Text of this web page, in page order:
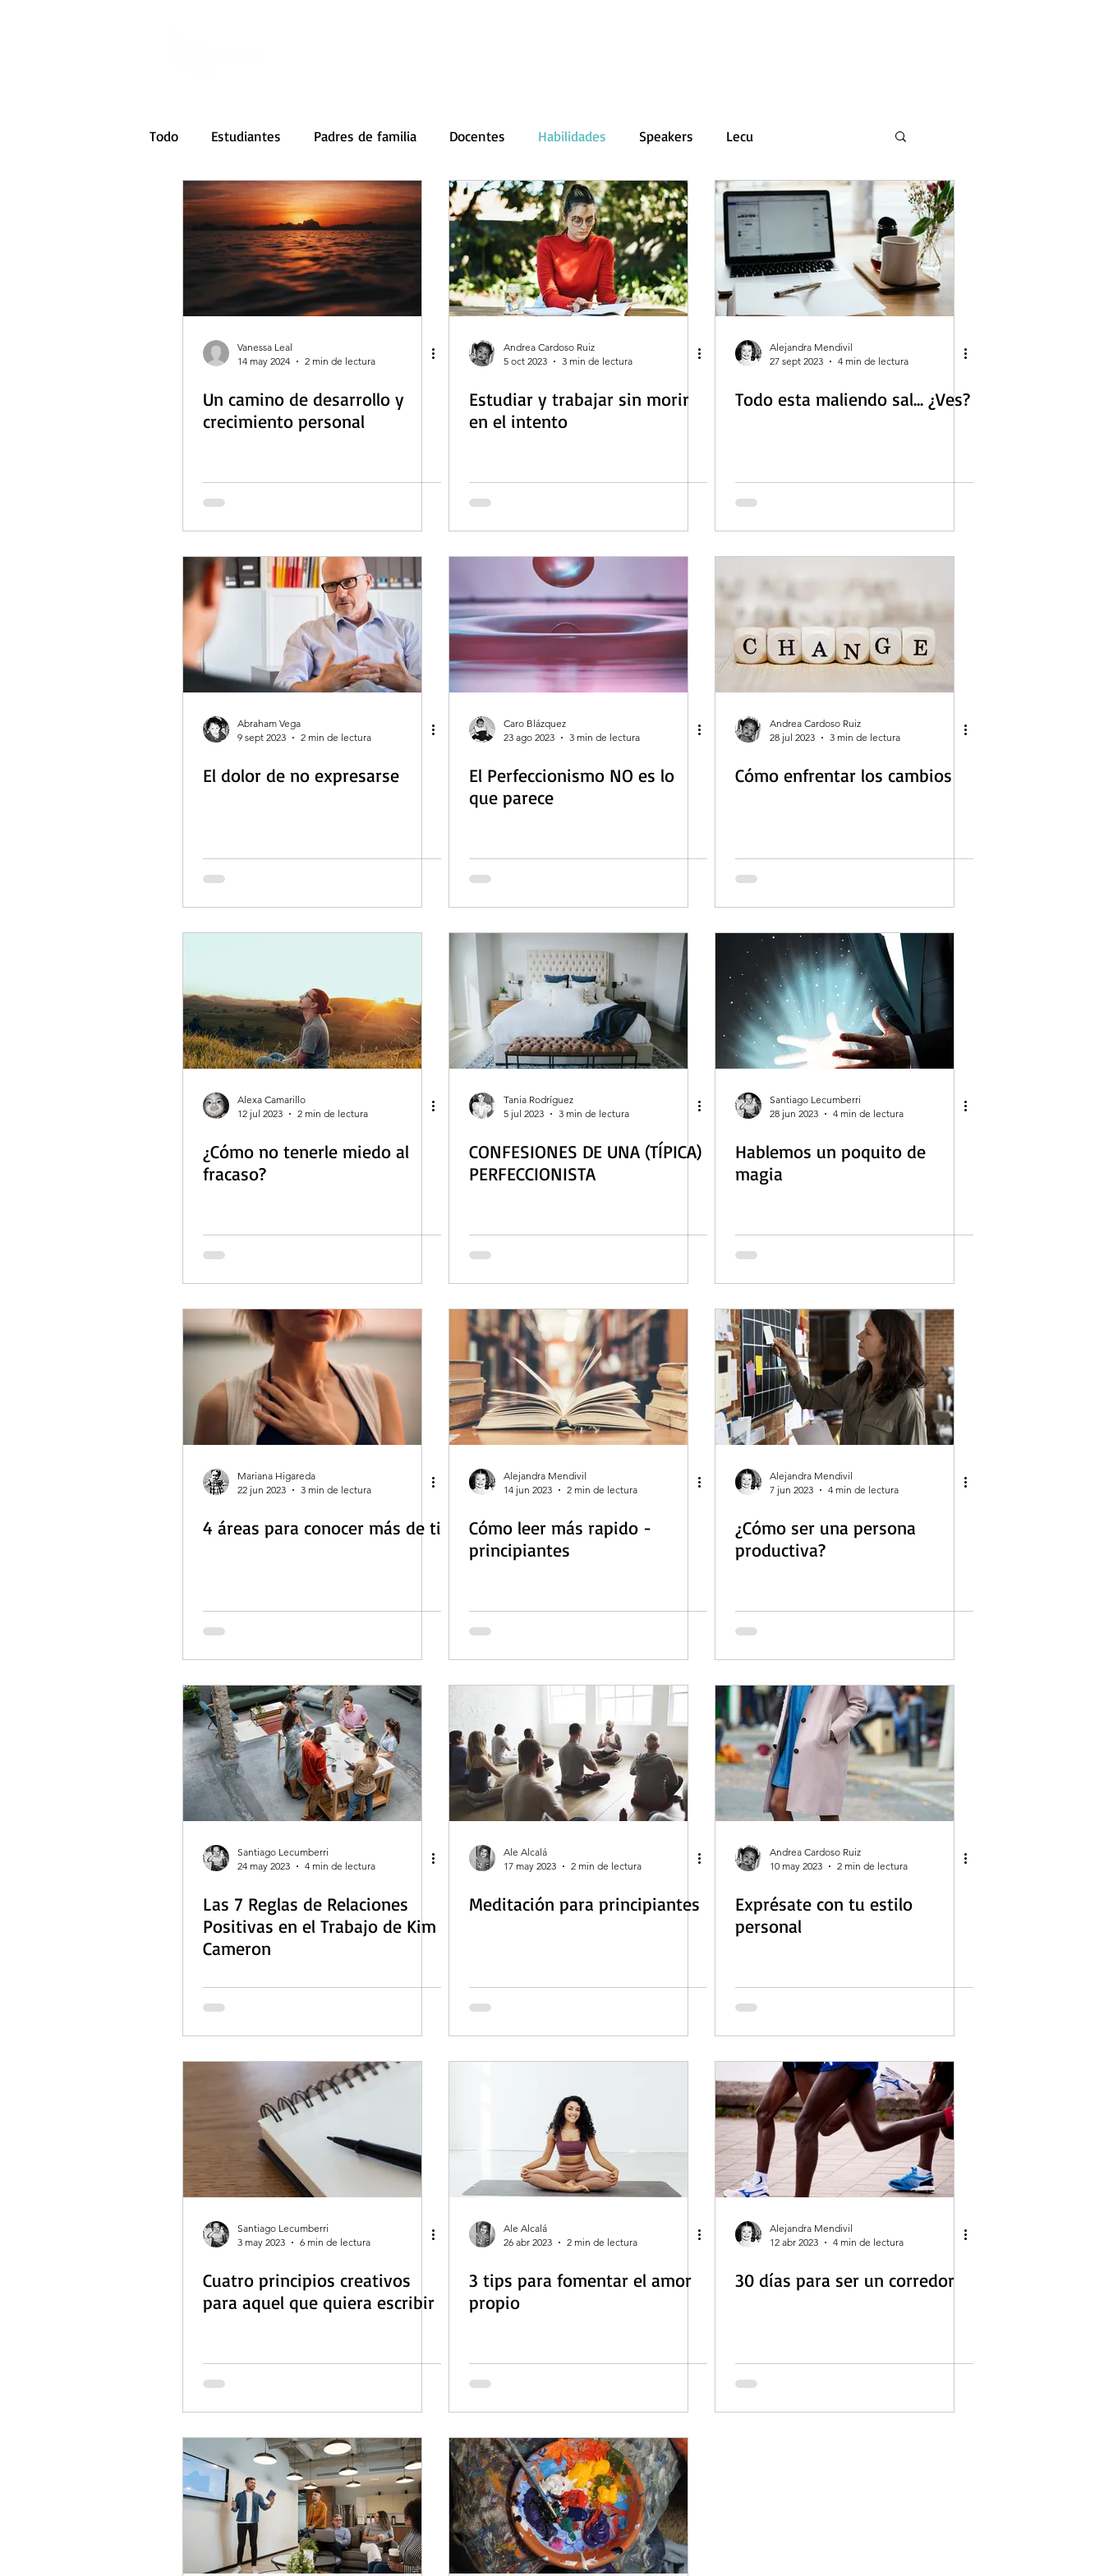
Todo Estudiantes Padres de familia Docentes Habilidades Speakers Lecu
Vanessa Leal
14 may 2024
2 min de lectura
Un camino de desarrollo y
crecimiento personal
Andrea Cardoso Ruiz
5 oct 2023
3 min de lectura
Estudiar y trabajar sin morir
en el intento
Alejandra Mendivil
27 sept 2023
4 min de lectura
Todo esta maliendo sal... ¿Ves?
Abraham Vega
9 sept 2023
2 min de lectura
El dolor de no expresarse
Caro Blázquez
23 ago 2023
3 min de lectura
El Perfeccionismo NO es lo
que parece
Andrea Cardoso Ruiz
28 jul 2023
3 min de lectura
Cómo enfrentar los cambios
Alexa Camarillo
12 jul 2023
2 min de lectura
¿Cómo no tenerle miedo al
fracaso?
Tania Rodríguez
5 jul 2023
3 min de lectura
CONFESIONES DE UNA (TÍPICA)
PERFECCIONISTA
Santiago Lecumberri
28 jun 2023
4 min de lectura
Hablemos un poquito de
magia
Mariana Higareda
22 jun 2023
3 min de lectura
4 áreas para conocer más de ti
Alejandra Mendivil
14 jun 2023
2 min de lectura
Cómo leer más rapido -
principiantes
Alejandra Mendivil
7 jun 2023
4 min de lectura
¿Cómo ser una persona
productiva?
Santiago Lecumberri
24 may 2023
4 min de lectura
Las 7 Reglas de Relaciones
Positivas en el Trabajo de Kim
Cameron
Ale Alcalá
17 may 2023
2 min de lectura
Meditación para principiantes
Andrea Cardoso Ruiz
10 may 2023
2 min de lectura
Exprésate con tu estilo
personal
Santiago Lecumberri
3 may 2023
6 min de lectura
Cuatro principios creativos
para aquel que quiera escribir
Ale Alcalá
26 abr 2023
2 min de lectura
3 tips para fomentar el amor
propio
Alejandra Mendivil
12 abr 2023
4 min de lectura
30 días para ser un corredor